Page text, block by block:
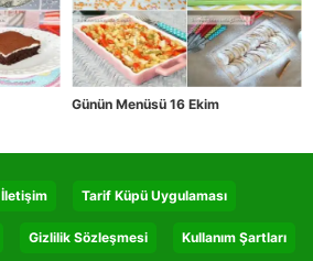
Günün Menüsü 16 Ekim
İletişim Tarif Küpü Uygulaması
Gizlilik Sözleşmesi Kullanım Şartları